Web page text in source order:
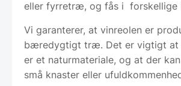
eller fyrretræ, og fås i forskellige
Vi garanterer, at vinreolen er
bæredygtigt træ. Det er vigtigt at
er et naturmateriale, og at der
små knaster eller